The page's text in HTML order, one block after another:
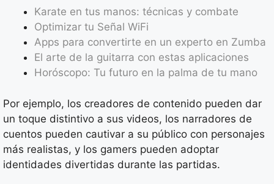
Karate en tus manos: técnicas y combate
Optimizar tu Señal WiFi
Apps para convertirte en un experto en Zumba
El arte de la guitarra con estas aplicaciones
Horóscopo: Tu futuro en la palma de tu mano
Por ejemplo, los creadores de contenido pueden dar
un toque distintivo a sus videos, los narradores de
cuentos pueden cautivar a su público con personajes
más realistas, y los gamers pueden adoptar
identidades divertidas durante las partidas.